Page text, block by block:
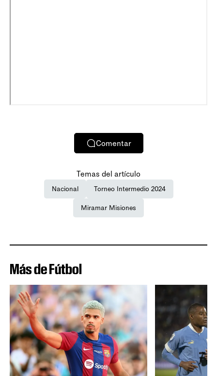
Comentar
Temas del artículo
Nacional Torneo Intermedio 2024
Miramar Misiones
Más de Fútbol